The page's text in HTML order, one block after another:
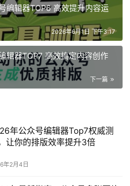
编辑器TOP6 高效提升内容运
2026年6月1日 下午3:17
辑器TOP7 高效搞定内容创作
下一篇
年公众号编辑器Top7权威测
让你的排版效率提升3倍
年2月4日